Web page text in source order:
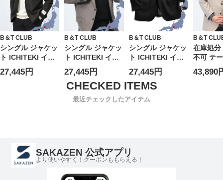
B＆T CLUB
シングル ジャケッ
ト ICHITEKI イチ
テキ JAPAN
FABRICウール混
27,445円
B＆T CLUB
シングル ジャケッ
ト ICHITEKI イチ
テキ JAPAN
FABRICウール混
アウター フォーマ
ル テーラード 大
きいサイズ メンズ
27,445円
B＆T CLUB
シングル ジャケッ
ト ICHITEKI イチ
テキ JAPAN
FABRICウール混
アウター フォーマ
ル テーラード 大
きいサイズ メンズ
27,445円
B＆T
在庫処
不可 テ
ジャケ
43,890
最近チェックしたアイテム
SAKAZEN 公式アプリ
より使いやすく！クーポンももらえる！